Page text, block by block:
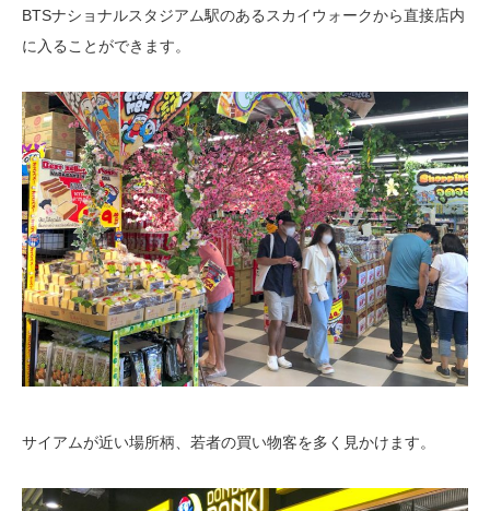
BTSナショナルスタジアム駅のあるスカイウォークから直接店内
に入ることができます。
サイアムが近い場所柄、若者の買い物客を多く見かけます。